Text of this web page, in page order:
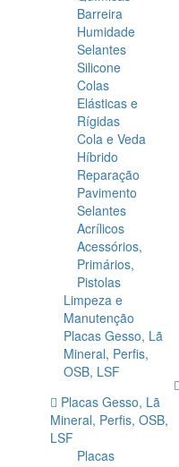
Barreira
Humidade
Selantes
Silicone
Colas
Elásticas e
Rígidas
Cola e Veda
Híbrido
Reparação
Pavimento
Selantes
Acrílicos
Acessórios,
Primários,
Pistolas
Limpeza e
Manutenção
Placas Gesso, Lã
Mineral, Perfis,
OSB, LSF
Placas Gesso, Lã
Mineral, Perfis, OSB,
LSF
Placas